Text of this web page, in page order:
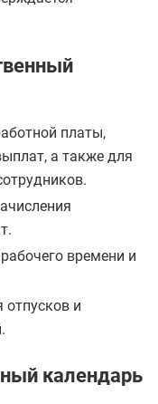
платы,
а также для
времени и
и
календарь